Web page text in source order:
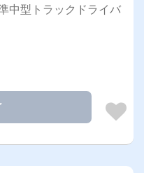
中型トラックドライバ